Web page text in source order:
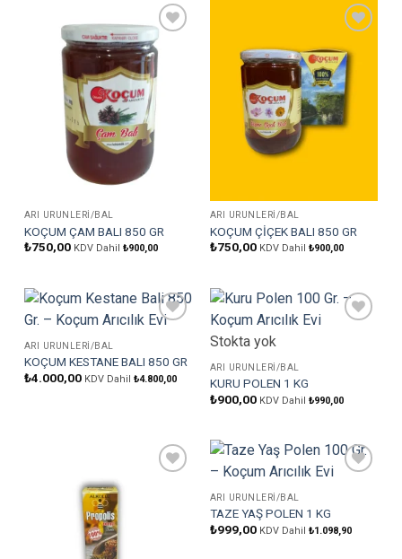
Favorilere
Ekle
ARI ÜRÜNLERI/BAL
KOÇUM ÇAM BALI 850 GR
₺750,00 KDV Dahil ₺900,00
Ekle
ARI ÜRÜNLERI/BAL
KOÇUM ÇİÇEK BALI 850 GR
₺750,00 KDV Dahil ₺900,00
ARI ÜRÜNLERI/BAL
KOÇUM KESTANE BALI 850 GR
₺4.000,00 KDV Dahil ₺4.800,00
Stokta yok
ARI ÜRÜNLERI/BAL
KURU POLEN 1 KG
₺900,00 KDV Dahil ₺990,00
ARI ÜRÜNLERI/BAL
TAZE YAŞ POLEN 1 KG
₺999,00 KDV Dahil ₺1.098,90